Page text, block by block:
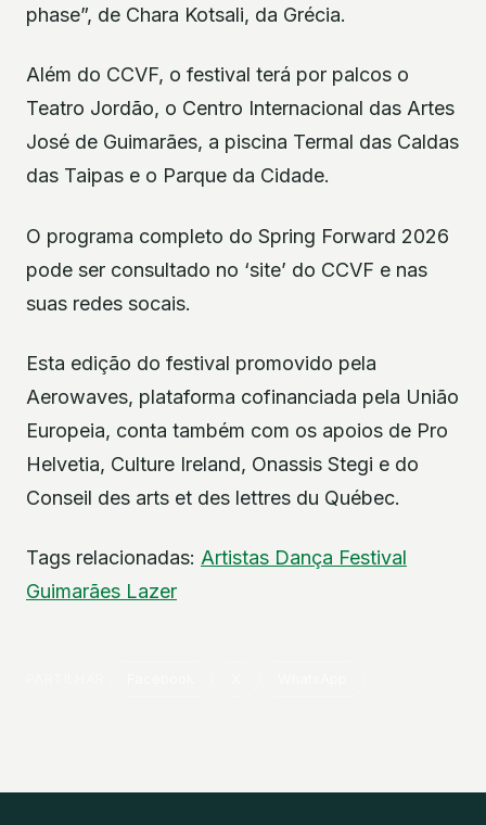
phase”, de Chara Kotsali, da Grécia.
Além do CCVF, o festival terá por palcos o
Teatro Jordão, o Centro Internacional das Artes
José de Guimarães, a piscina Termal das Caldas
das Taipas e o Parque da Cidade.
O programa completo do Spring Forward 2026
pode ser consultado no ‘site’ do CCVF e nas
suas redes socais.
Esta edição do festival promovido pela
Aerowaves, plataforma cofinanciada pela União
Europeia, conta também com os apoios de Pro
Helvetia, Culture Ireland, Onassis Stegi e do
Conseil des arts et des lettres du Québec.
Tags relacionadas: Artistas Dança Festival
Guimarães Lazer